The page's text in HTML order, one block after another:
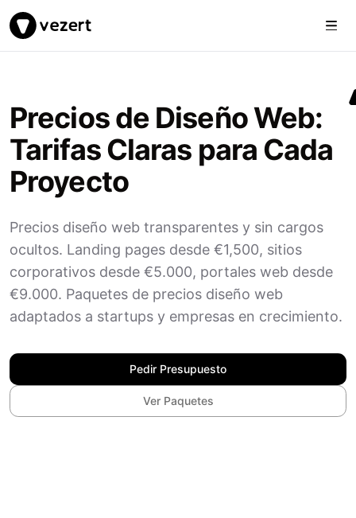
Vezert
Precios de Diseño Web:
Tarifas Claras para Cada
Proyecto
Precios diseño web transparentes y sin cargos
ocultos. Landing pages desde €1,500, sitios
corporativos desde €5.000, portales web desde
€9.000. Paquetes de precios diseño web
adaptados a startups y empresas en crecimiento.
Pedir Presupuesto
Ver Paquetes